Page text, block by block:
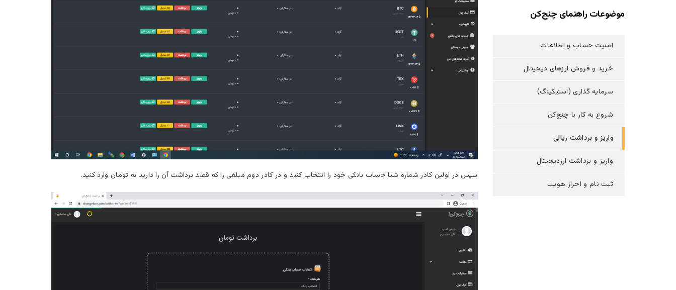
سپس در اولین کادر شماره شبا حساب بانکی خود را انتخاب کنید و در کادر دوم مبلغی را که قصد برداشت آن را دارید به تومان وارد کنید.
موضوعات راهنمای چنج‌کن
امنیت حساب و اطلاعات
خرید و فروش ارزهای دیجیتال
سرمایه گذاری (استیکینگ)
شروع به کار با چنج‌کن
واریز و برداشت ریالی
واریز و برداشت ارزدیجیتال
ثبت نام و احراز هویت